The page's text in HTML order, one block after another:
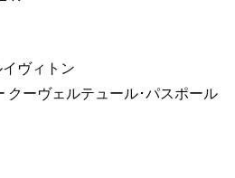
ヴィトン
クーヴェルテュール･パスポール